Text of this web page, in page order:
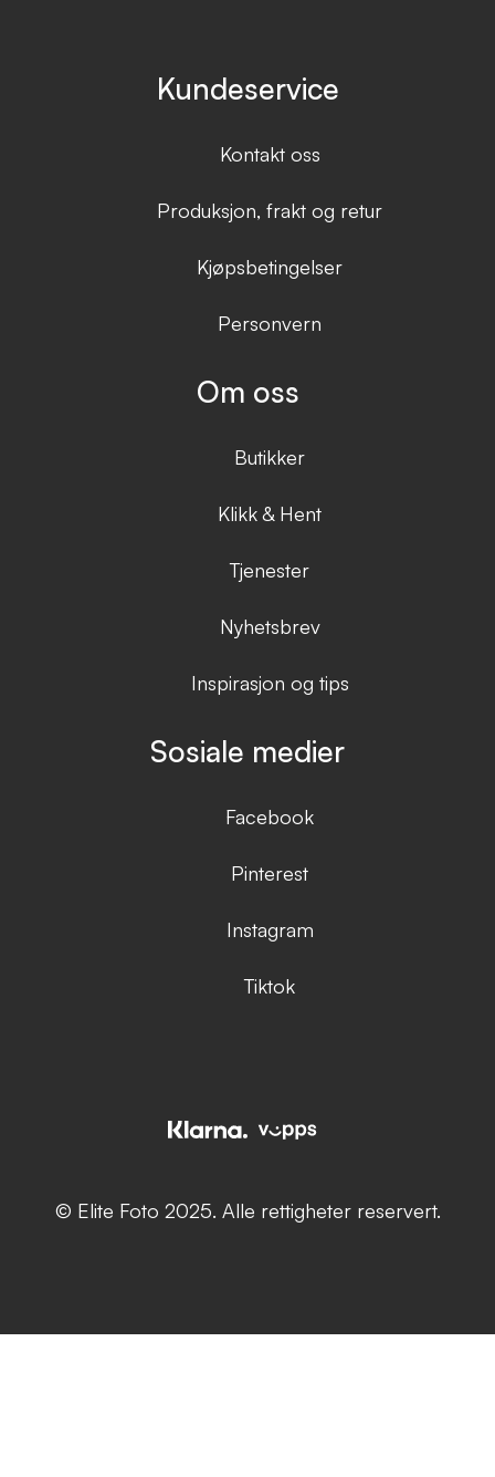
Kundeservice
Kontakt oss
Produksjon, frakt og retur
Kjøpsbetingelser
Personvern
Om oss
Butikker
Klikk & Hent
Tjenester
Nyhetsbrev
Inspirasjon og tips
Sosiale medier
Facebook
Pinterest
Instagram
Tiktok
© Elite Foto 2025. Alle rettigheter reservert.